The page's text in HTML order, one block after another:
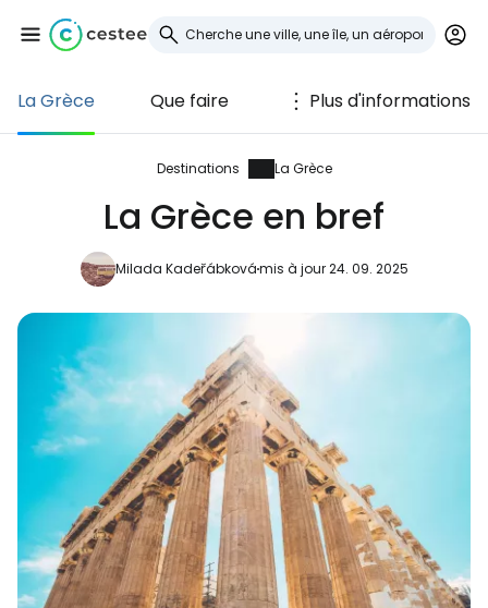
La Grèce Que faire Plus d'informations
Destinations La Grèce
La Grèce en bref
Milada Kadeřábkovámis à jour 24. 09. 2025
Se connecter à
Cestee
... la communauté mondiale des voyageurs
Continuer avec Facebook
Poursuivre avec le courrier
électronique